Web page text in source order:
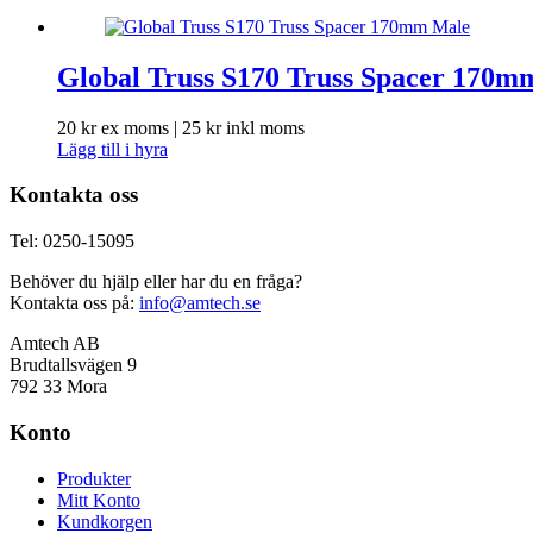
Global Truss S170 Truss Spacer
20 krex moms | 25 krinkl moms
Lägg till i hyra
Kontakta oss
Tel: 0250-15095
Behöver du hjälp eller har du en fråga?
Kontakta oss på: info@amtech.se
Amtech AB
Brudtallsvägen 9
792 33 Mora
Konto
Produkter
Mitt Konto
Kundkorgen